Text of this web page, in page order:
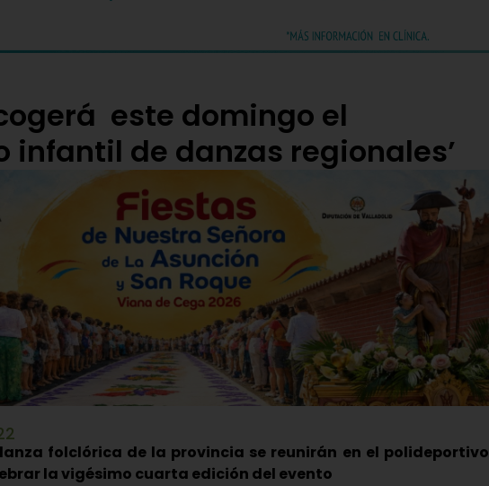
este domingo el
infantil de danzas regionales’
folclórica de la provincia se reunirán en el polideportivo
la vigésimo cuarta edición del evento